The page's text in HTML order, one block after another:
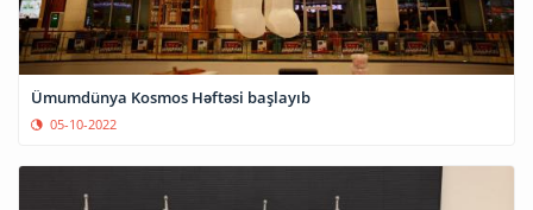
Ümumdünya Kosmos Həftəsi başlayıb
05-10-2022